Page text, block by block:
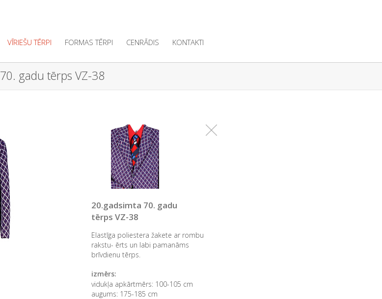
VĪRIEŠU TĒRPI FORMAS TĒRPI CENRĀDIS KONTAKTI
70. gadu tērps VZ-38
20.gadsimta 70. gadu
tērps VZ-38
Elastīga poliestera žakete ar rombu
rakstu- ērts un labi pamanāms
brīvdienu tērps.
izmērs:
vidukļa apkārtmērs: 100-105 cm
augums: 175-185 cm